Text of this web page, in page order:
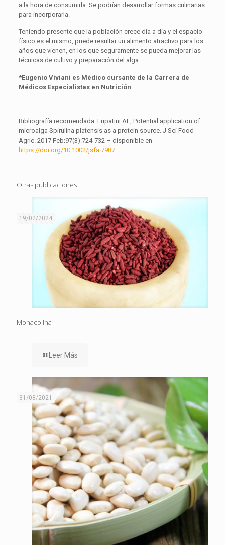
a la hora de consumirla. Se podrían desarrollar formas culinarias
para incorporarla.
Teniendo presente que la población crece día a día y el espacio
físico es el mismo, puede resultar un alimento atractivo para los
años que vienen, en los que seguramente se pueda mejorar las
técnicas de cultivo y preparación del alga.
*Eugenio Viviani es Médico cursante de la Carrera de
Médicos Especialistas en Nutrición
Bibliografía recomendada: Lupatini AL, Potential application of
microalga Spirulina platensis as a protein source. J Sci Food
Agric. 2017 Feb;97(3):724-732 – disponible en
https://doi.org/10.1002/jsfa.7987
Otras publicaciones
19/02/2024
Monacolina
Leer Más
31/08/2021